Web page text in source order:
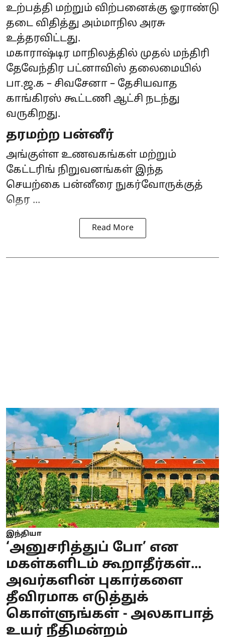
உற்பத்தி மற்றும் விற்பனைக்கு ஓராண்டு
தடை விதித்து அம்மாநில அரசு
உத்தரவிட்டது.
மகாராஷ்டிர மாநிலத்தில் முதல் மந்திரி
தேவேந்திர பட்னாவிஸ் தலைமையில்
பா.ஜ.க – சிவசேனா – தேசியவாத
காங்கிரஸ் கூட்டணி ஆட்சி நடந்து
வருகிறது.
தரமற்ற பன்னீர்
அங்குள்ள உணவகங்கள் மற்றும்
கேட்டரிங் நிறுவனங்கள் இந்த
செயற்கை பன்னீரை நுகர்வோருக்குத்
தெர ...
Read More
இந்தியா
‘அனுசரித்துப் போ’ என
மகள்களிடம் கூறாதீர்கள்...
அவர்களின் புகார்களை
தீவிரமாக எடுத்துக்
கொள்ளுங்கள் - அலகாபாத்
உயர் நீதிமன்றம்